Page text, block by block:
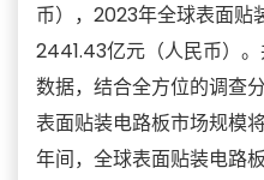
币），2023年全球表面贴
2441.43亿元（人民币）
数据，结合全方位的调查
表面贴装电路板市场规模
年间，全球表面贴装电路